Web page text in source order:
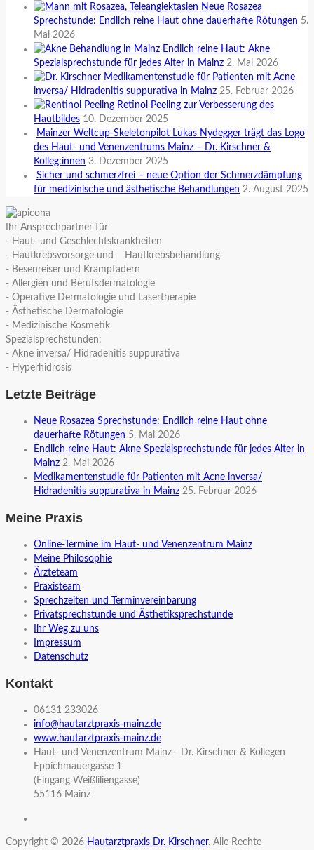
Neue Rosazea
Sprechstunde: Endlich reine Haut ohne dauerhafte Rötungen 5.
Mai 2026
Endlich reine Haut: Akne
Spezialsprechstunde für jedes Alter in Mainz 2. Mai 2026
Medikamentenstudie für Patienten mit Acne
inversa/ Hidradenitis suppurativa in Mainz 25. Februar 2026
Retinol Peeling zur Verbesserung des
Hautbildes 10. Dezember 2025
Mainzer Weltcup-Skeletonpilot Lukas Nydegger trägt das Logo
des Haut- und Venenzentrums Mainz – Dr. Kirschner &
Kolleg:innen 3. Dezember 2025
Sicher und schmerzfrei – neue Option der Schmerzdämpfung
für medizinische und ästhetische Behandlungen 2. August 2025
Ihr Ansprechpartner für
- Haut- und Geschlechtskrankheiten
- Hautkrebsvorsorge und Hautkrebsbehandlung
- Besenreiser und Krampfadern
- Allergien und Berufsdermatologie
- Operative Dermatologie und Lasertherapie
- Ästhetische Dermatologie
- Medizinische Kosmetik
Spezialsprechstunden:
- Akne inversa/ Hidradenitis suppurativa
- Hyperhidrosis
Letzte Beiträge
Neue Rosazea Sprechstunde: Endlich reine Haut ohne
dauerhafte Rötungen 5. Mai 2026
Endlich reine Haut: Akne Spezialsprechstunde für jedes Alter in
Mainz 2. Mai 2026
Medikamentenstudie für Patienten mit Acne inversa/
Hidradenitis suppurativa in Mainz 25. Februar 2026
Meine Praxis
Online-Termine im Haut- und Venenzentrum Mainz
Meine Philosophie
Ärzteteam
Praxisteam
Sprechzeiten und Terminvereinbarung
Privatsprechstunde und Ästhetiksprechstunde
Ihr Weg zu uns
Impressum
Datenschutz
Kontakt
06131 233026
info@hautarztpraxis-mainz.de
www.hautarztpraxis-mainz.de
Haut- und Venenzentrum Mainz - Dr. Kirschner & Kollegen
Eppichmauergasse 1
(Eingang Weißliliengasse)
55116 Mainz
Copyright © 2026 Hautarztpraxis Dr. Kirschner. Alle Rechte